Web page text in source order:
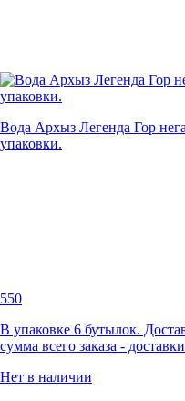
Вода Архыз Легенда Гор
упаковки.
550
В упаковке 6 бутылок.
сумма всего заказа -
Нет в наличии